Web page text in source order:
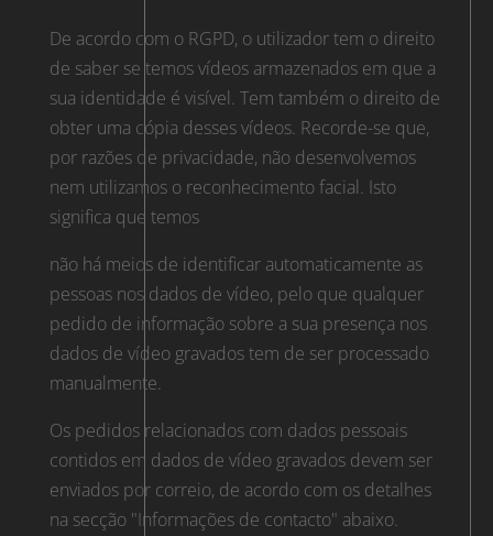
De acordo com o RGPD, o utilizador tem o direito
de saber se temos vídeos armazenados em que a
sua identidade é visível. Tem também o direito de
obter uma cópia desses vídeos. Recorde-se que,
por razões de privacidade, não desenvolvemos
nem utilizamos o reconhecimento facial. Isto
significa que temos
não há meios de identificar automaticamente as
pessoas nos dados de vídeo, pelo que qualquer
pedido de informação sobre a sua presença nos
dados de vídeo gravados tem de ser processado
manualmente.
Os pedidos relacionados com dados pessoais
contidos em dados de vídeo gravados devem ser
enviados por correio, de acordo com os detalhes
na secção "Informações de contacto" abaixo.